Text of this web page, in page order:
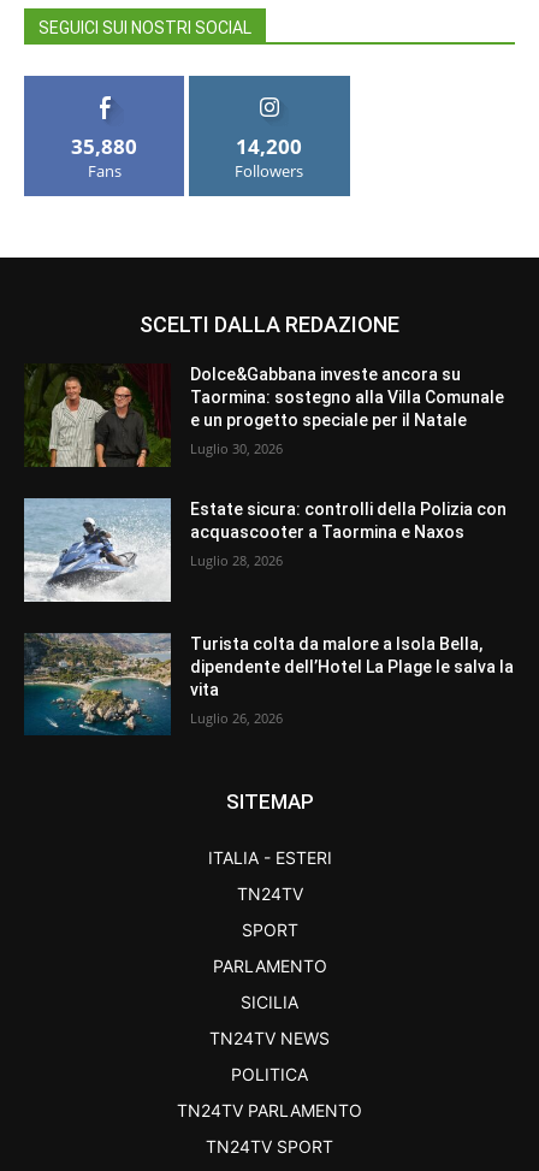
SEGUICI SUI NOSTRI SOCIAL
35,880
Fans
14,200
Followers
SCELTI DALLA REDAZIONE
Dolce&Gabbana investe ancora su
Taormina: sostegno alla Villa Comunale
e un progetto speciale per il Natale
Luglio 30, 2026
Estate sicura: controlli della Polizia con
acquascooter a Taormina e Naxos
Luglio 28, 2026
Turista colta da malore a Isola Bella,
dipendente dell’Hotel La Plage le salva la
vita
Luglio 26, 2026
SITEMAP
ITALIA - ESTERI
TN24TV
SPORT
PARLAMENTO
SICILIA
TN24TV NEWS
POLITICA
TN24TV PARLAMENTO
TN24TV SPORT